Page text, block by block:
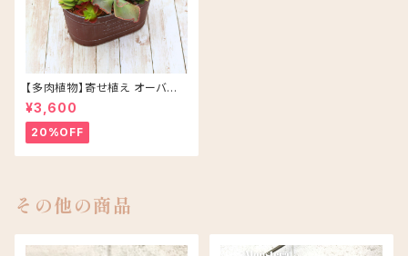
【多肉植物】寄せ植え オーバル
アソート/ブラウン
¥3,600
20%OFF
その他の商品